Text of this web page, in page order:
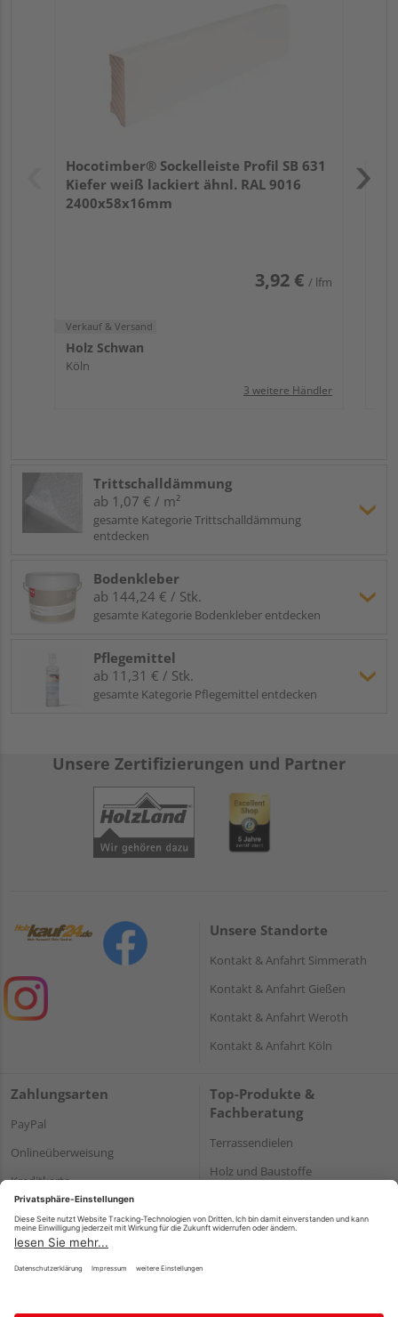
Hocotimber® Sockelleiste Profil SB 631
Kiefer weiß lackiert ähnl. RAL 9016
2400x58x16mm
3,92 € / lfm
Verkauf & Versand
Holz Schwan
Köln
3 weitere Händler
Trittschalldämmung
ab 1,07 € / m²
gesamte Kategorie Trittschalldämmung
entdecken
Bodenkleber
ab 144,24 € / Stk.
gesamte Kategorie Bodenkleber entdecken
Pflegemittel
ab 11,31 € / Stk.
gesamte Kategorie Pflegemittel entdecken
Unsere Zertifizierungen und Partner
Unsere Standorte
Kontakt & Anfahrt Simmerath
Kontakt & Anfahrt Gießen
Kontakt & Anfahrt Weroth
Kontakt & Anfahrt Köln
Zahlungsarten
PayPal
Onlineüberweisung
Kreditkarte
Rechnung*
*Bonität vorausgesetzt
Top-Produkte &
Fachberatung
Terrassendielen
Holz und Baustoffe
Impressum Datenschutz AGB Barrierefreiheitserklärung